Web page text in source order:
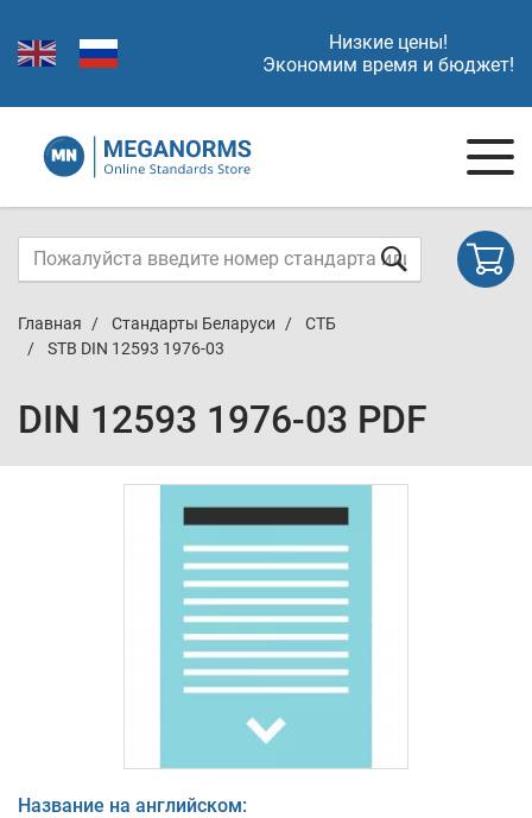
Низкие цены!
Экономим время и бюджет!
Главная Стандарты Беларуси
СТБ
STB DIN 12593 1976-03
DIN 12593 1976-03 PDF
Название на английском: